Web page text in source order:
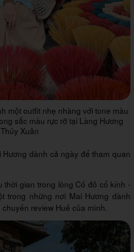
một outfit nhẹ nhàng với tone màu
sắc màu rực rỡ tại Làng Hương
Thủy Xuân
dành cả ngày để tham quan
thời gian trong lòng Cố đô cổ kính -
trong những nơi Mai Hương dành
review Huế của mình.